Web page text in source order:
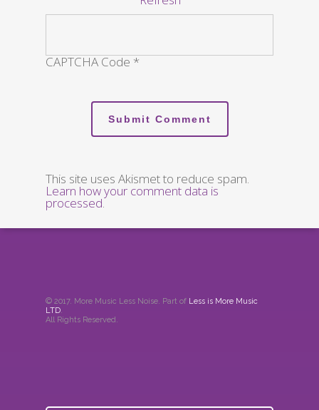
CAPTCHA Code *
This site uses Akismet to reduce spam.
Learn how your comment data is
processed.
© 2017. More Music Less Noise. Part of Less is More Music
LTD.
All Rights Reserved.